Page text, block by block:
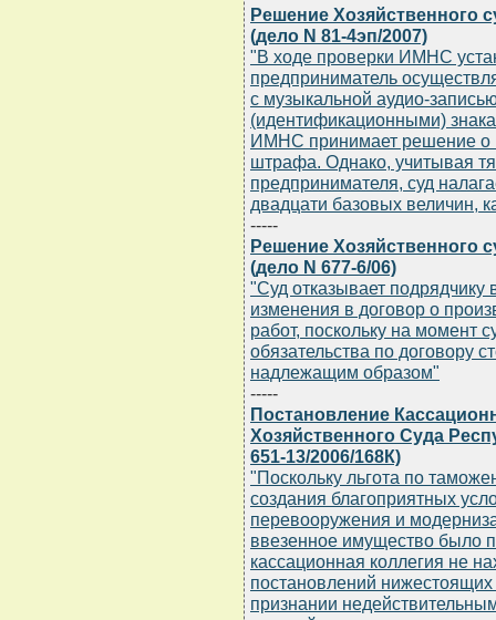
Решение Хозяйственного
(дело N 81-4эп/2007)
"В ходе проверки ИМНС
предприниматель
с музыкальной аудио-
(идентификационными)
ИМНС принимает решение о
штрафа. Однако, учитывая
предпринимателя, суд
двадцати базовых величин,
-----
Решение Хозяйственного
(дело N 677-6/06)
"Суд отказывает подрядчику
изменения в договор о
работ, поскольку на момент
обязательства по договору
надлежащим образом"
-----
Постановление
Хозяйственного Суда
651-13/2006/168К)
"Поскольку льгота по
создания благоприятных
перевооружения и
ввезенное имущество было
кассационная коллегия не
постановлений
признании